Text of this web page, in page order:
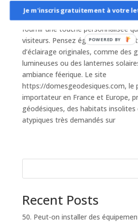
décoration uniques. Des objets
œuvres d’art locales ou des
fournir une touche personnalisée
visiteurs. Pensez également à
d’éclairage originales, comme des
lumineuses ou des lanternes
ambiance féerique. Le site
https://domesgeodesiques.com, le
importateur en France et Europe,
géodésiques, des habitats
atypiques très demandés sur
Recent Posts
50. Peut-on installer des
Je m'inscris gratuitement à votre
POWERED BY